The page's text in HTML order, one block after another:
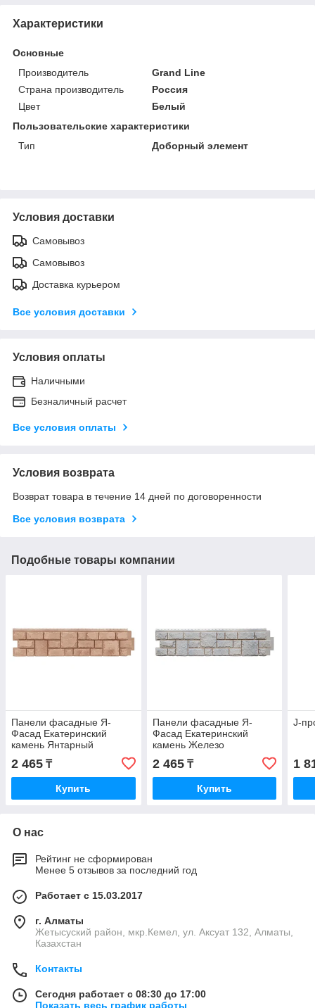
Характеристики
Основные
Производитель
Grand Line
Страна производитель
Россия
Цвет
Белый
Пользовательские характеристики
Тип
Доборный элемент
Условия доставки
Самовывоз
Самовывоз
Доставка курьером
Все условия доставки
Условия оплаты
Наличными
Безналичный расчет
Все условия оплаты
Условия возврата
Возврат товара в течение 14 дней по договоренности
Все условия возврата
Подобные товары компании
Панели фасадные Я-
Фасад Екатеринский
камень Янтарный
2 465 ₸
Купить
Панели фасадные Я-
Фасад Екатеринский
камень Железо
2 465₸
Купить
J-
1
О нас
Рейтинг не сформирован
Менее 5 отзывов за последний год
Работает с 15.03.2017
г. Алматы
Жетысуский район, мкр.Кемел, ул. Аксуат 132, Алматы,
Казахстан
Контакты
Сегодня работает с 08:30 до 17:00
Показать весь график работы